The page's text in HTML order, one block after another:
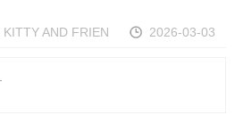
KITTY AND FRIEN 2026-03-03